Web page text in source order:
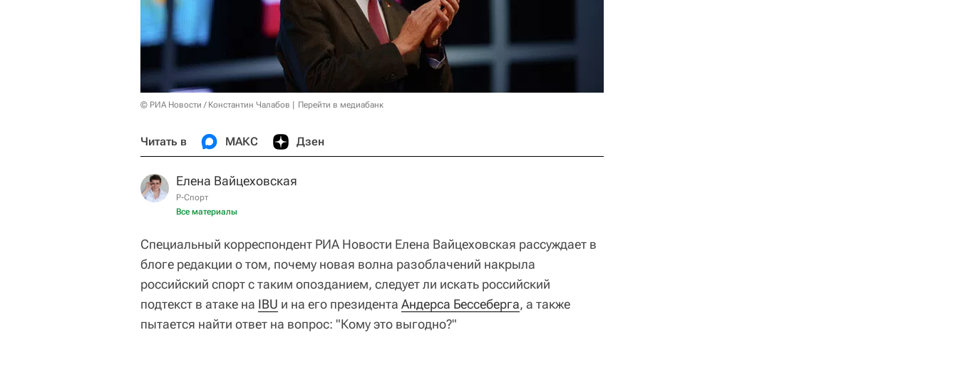
© РИА Новости / Константин Чалабов Перейти в медиабанк
Читать в МАКС Дзен
Елена Вайцеховская
Р-Спорт
Все материалы
Специальный корреспондент РИА Новости Елена Вайцеховская рассуждает в
блоге редакции о том, почему новая волна разоблачений накрыла
российский спорт с таким опозданием, следует ли искать российский
подтекст в атаке на IBU и на его президента Андерса Бессеберга, а также
пытается найти ответ на вопрос: "Кому это выгодно?"